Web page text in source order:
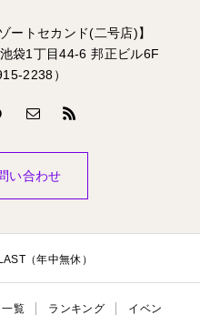
ートセカンド(二号店)】
袋1丁目44-6 邦正ビル6F
2238）
い合わせ
（年中無休）
一覧 ランキング イベン